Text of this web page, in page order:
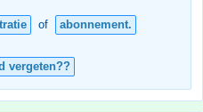
of abonnement.
vergeten??